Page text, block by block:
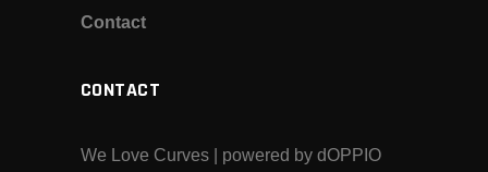
Contact
CONTACT
We Love Curves | powered by dOPPIO